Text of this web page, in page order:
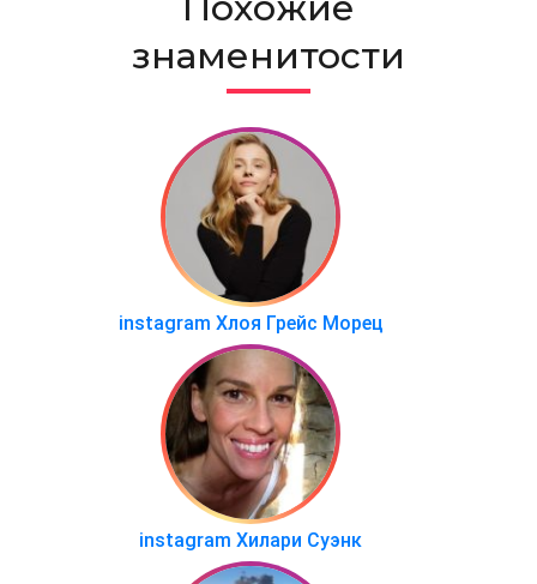
знаменитости
instagram Хлоя Грейс Морец
instagram Хилари Суэнк